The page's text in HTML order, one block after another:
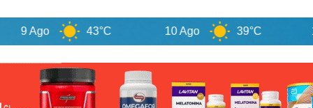
43°C 39°C